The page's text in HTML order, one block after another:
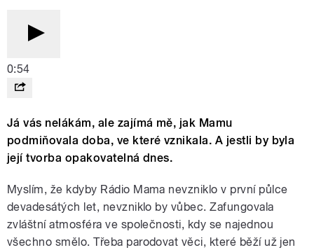
0:54
Já vás nelákám, ale zajímá mě, jak Mamu
podmiňovala doba, ve které vznikala. A jestli by byla
její tvorba opakovatelná dnes.
Myslím, že kdyby Rádio Mama nevzniklo v první půlce
devadesátých let, nevzniklo by vůbec. Zafungovala
zvláštní atmosféra ve společnosti, kdy se najednou
všechno smělo. Třeba parodovat věci, které běží už jen